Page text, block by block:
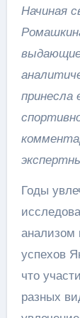
Начиная
принесла
Годы
анализом
успехов
что
разных